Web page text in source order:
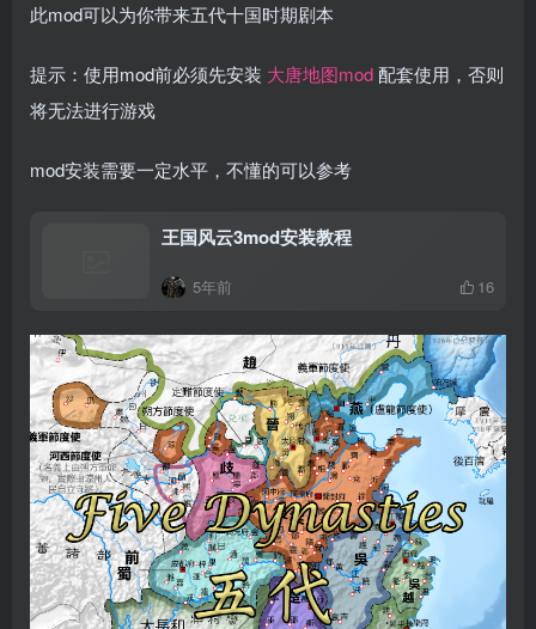
此mod可以为你带来五代十国时期剧本
提示：使用mod前必须先安装 大唐地图mod配套使用，否则
将无法进行游戏
mod安装需要一定水平，不懂的可以参考
王国风云3mod安装教程
5年前 16